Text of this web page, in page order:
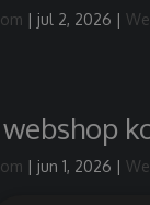
| jul 2, 2026 |
webshop
| jun 1, 2026 |